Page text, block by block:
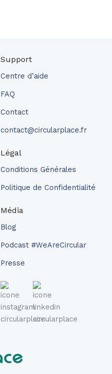
Support
Centre d’aide
FAQ
Contact
contact@circularplace.fr
Légal
Conditions Générales
Politique de Confidentialité
Média
Blog
Podcast #WeAreCircular
Presse